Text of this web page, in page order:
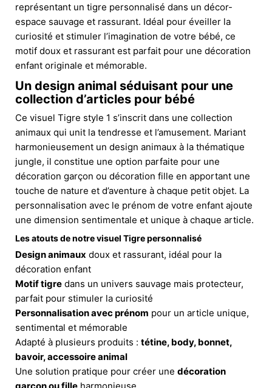
représentant un tigre personnalisé dans un décor-
espace sauvage et rassurant. Idéal pour éveiller la
curiosité et stimuler l’imagination de votre bébé, ce
motif doux et rassurant est parfait pour une décoration
enfant originale et mémorable.
Un design animal séduisant pour une
collection d’articles pour bébé
Ce visuel Tigre style 1 s’inscrit dans une collection
animaux qui unit la tendresse et l’amusement. Mariant
harmonieusement un design animaux à la thématique
jungle, il constitue une option parfaite pour une
décoration garçon ou décoration fille en apportant une
touche de nature et d’aventure à chaque petit objet. La
personnalisation avec le prénom de votre enfant ajoute
une dimension sentimentale et unique à chaque article.
Les atouts de notre visuel Tigre personnalisé
Design animaux doux et rassurant, idéal pour la
décoration enfant
Motif tigre dans un univers sauvage mais protecteur,
parfait pour stimuler la curiosité
Personnalisation avec prénom pour un article unique,
sentimental et mémorable
Adapté à plusieurs produits : tétine, body, bonnet,
bavoir, accessoire animal
Une solution pratique pour créer une décoration